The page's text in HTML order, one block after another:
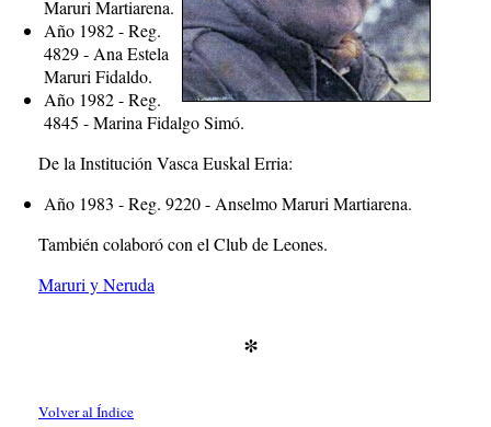
Maruri Martiarena.
Año 1982 - Reg.
4829 - Ana Estela
Maruri Fidaldo.
Año 1982 - Reg.
4845 - Marina Fidalgo Simó.
De la Institución Vasca Euskal Erria:
Año 1983 - Reg. 9220 - Anselmo Maruri Martiarena.
También colaboró con el Club de Leones.
Maruri y Neruda
*
Volver al Índice